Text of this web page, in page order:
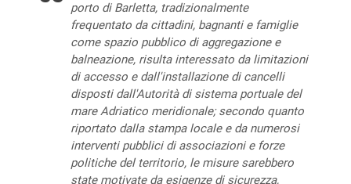
porto di Barletta, tradizionalmente
frequentato da cittadini, bagnanti e famiglie
come spazio pubblico di aggregazione e
balneazione, risulta interessato da limitazioni
di accesso e dall'installazione di cancelli
disposti dall'Autorità di sistema portuale del
mare Adriatico meridionale; secondo quanto
riportato dalla stampa locale e da numerosi
interventi pubblici di associazioni e forze
politiche del territorio, le misure sarebbero
state motivate da esigenze di sicurezza,